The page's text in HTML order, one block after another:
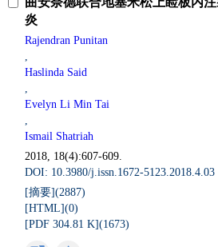
炎
Rajendran Punitan
,
Haslinda Said
,
Evelyn Li Min Tai
,
Ismail Shatriah
2018, 18(4):607-609.
DOI: 10.3980/j.issn.1672-5123.2018.4.03
[摘要](2887)
[HTML](0)
[PDF 304.81 K](1673)